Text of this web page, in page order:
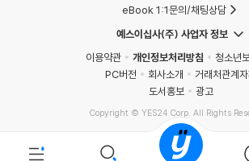
eBook 1:1문의/채팅상담
예스이십사(주) 사업자 정보
이용약관
개인정보처리방침
청소년
PC버전
회사소개
거래처관계
도서홍보
광고
Copyright © YES24 Corp. All Rights